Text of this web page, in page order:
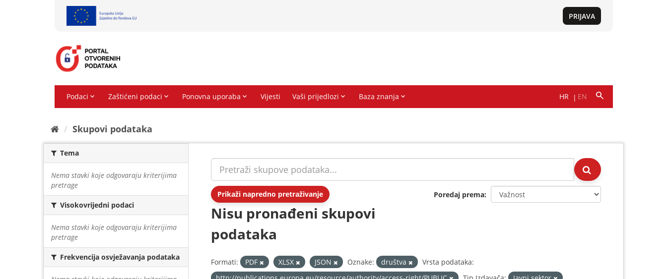
Skupovi podаtаkа
Tema
Nema stavki koje odgovaraju kriterijima
pretrage
Visokovrijedni podaci
Nema stavki koje odgovaraju kriterijima
pretrage
Frekvencija osvježavanja podataka
Prikaži napredno pretraživanje Poredaj prema
Nisu pronađeni skupovi
podataka
Formati: PDF XLSX JSON Oznake: društva
Vrsta podataka: